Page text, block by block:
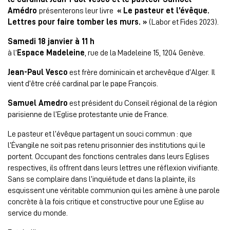
Amédro présenterons leur livre « Le pasteur et l’évêque.
Lettres pour faire tomber les murs. » (Labor et Fides 2023).
Samedi 18 janvier à 11 h
à l’ Espace Madeleine, rue de la Madeleine 15, 1204 Genève.
Jean-Paul Vesco est frère dominicain et archevêque d’Alger. Il
vient d’être créé cardinal par le pape François.
Samuel Amedro est président du Conseil régional de la région
parisienne de l’Eglise protestante unie de France.
Le pasteur et l’évêque partagent un souci commun : que
l’Évangile ne soit pas retenu prisonnier des institutions qui le
portent. Occupant des fonctions centrales dans leurs Eglises
respectives, ils offrent dans leurs lettres une réflexion vivifiante.
Sans se complaire dans l’inquiétude et dans la plainte, ils
esquissent une véritable communion qui les amène à une parole
concrète à la fois critique et constructive pour une Eglise au
service du monde.